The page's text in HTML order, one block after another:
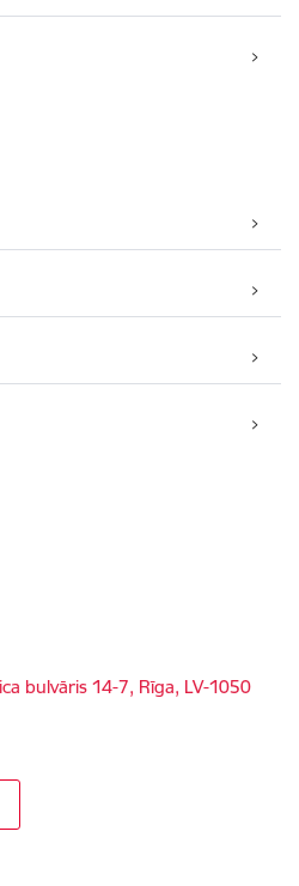
bulvāris 14-7, Rīga, LV-1050